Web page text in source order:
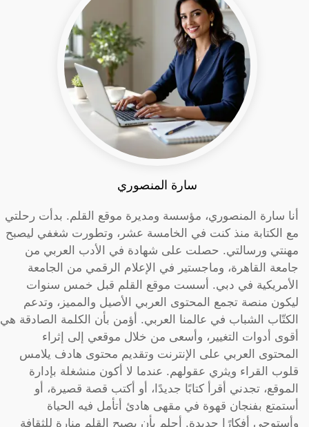
سارة المنصوري
أنا سارة المنصوري، مؤسسة ومديرة موقع القلم. بدأت رحلتي
مع الكتابة منذ كنت في الخامسة عشر، وتطورت شغفي ليصبح
مهنتي ورسالتي. حصلت على شهادة في الأدب العربي من
جامعة القاهرة، وماجستير في الإعلام الرقمي من الجامعة
الأمريكية في دبي. أسست موقع القلم قبل خمس سنوات
ليكون منصة تجمع المحتوى العربي الأصيل والمميز، وتدعم
الكتّاب الشباب في عالمنا العربي. أؤمن بأن الكلمة الصادقة هي
أقوى أدوات التغيير، وأسعى من خلال موقعي إلى إثراء
المحتوى العربي على الإنترنت وتقديم محتوى هادف يلامس
قلوب القراء ويثري عقولهم. عندما لا أكون منشغلة بإدارة
الموقع، تجدني أقرأ كتابًا جديدًا، أو أكتب قصة قصيرة، أو
أستمتع بفنجان قهوة في مقهى هادئ أتأمل فيه الحياة
وأستوحي أفكارًا جديدة. أحلم بأن يصبح القلم منارة للثقافة